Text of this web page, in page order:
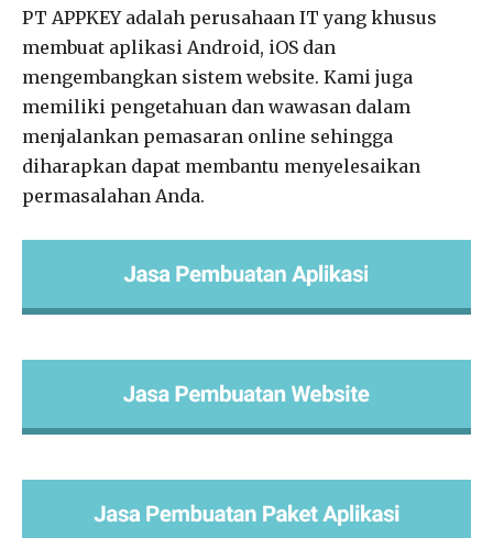
PT APPKEY adalah perusahaan IT yang khusus
membuat aplikasi Android, iOS dan
mengembangkan sistem website. Kami juga
memiliki pengetahuan dan wawasan dalam
menjalankan pemasaran online sehingga
diharapkan dapat membantu menyelesaikan
permasalahan Anda.